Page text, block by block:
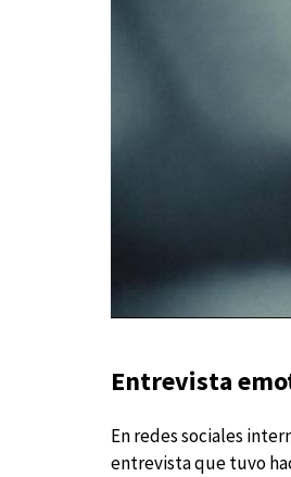
Entrevista
En redes sociales
entrevista que tuvo